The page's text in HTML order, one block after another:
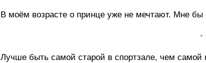
В моём возрасте о принце уже не мечтают. Мне бы
•
Лучше быть самой старой в спортзале, чем